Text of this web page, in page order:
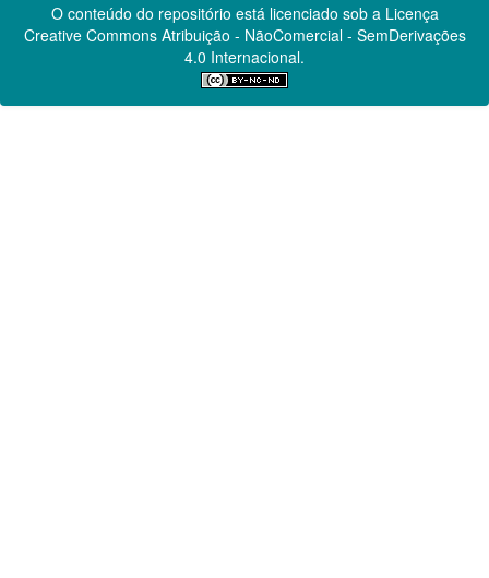
O conteúdo do repositório está licenciado sob a Licença
Creative CommonsAtribuição - NãoComercial - SemDerivações
4.0 Internacional.